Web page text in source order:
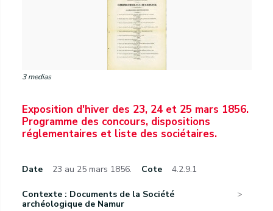
3 medias
Exposition d'hiver des 23, 24 et 25 mars 1856.
Programme des concours, dispositions
réglementaires et liste des sociétaires.
Date 23 au 25 mars 1856. Cote 4.2.9.1
Contexte : Documents de la Société
archéologique de Namur